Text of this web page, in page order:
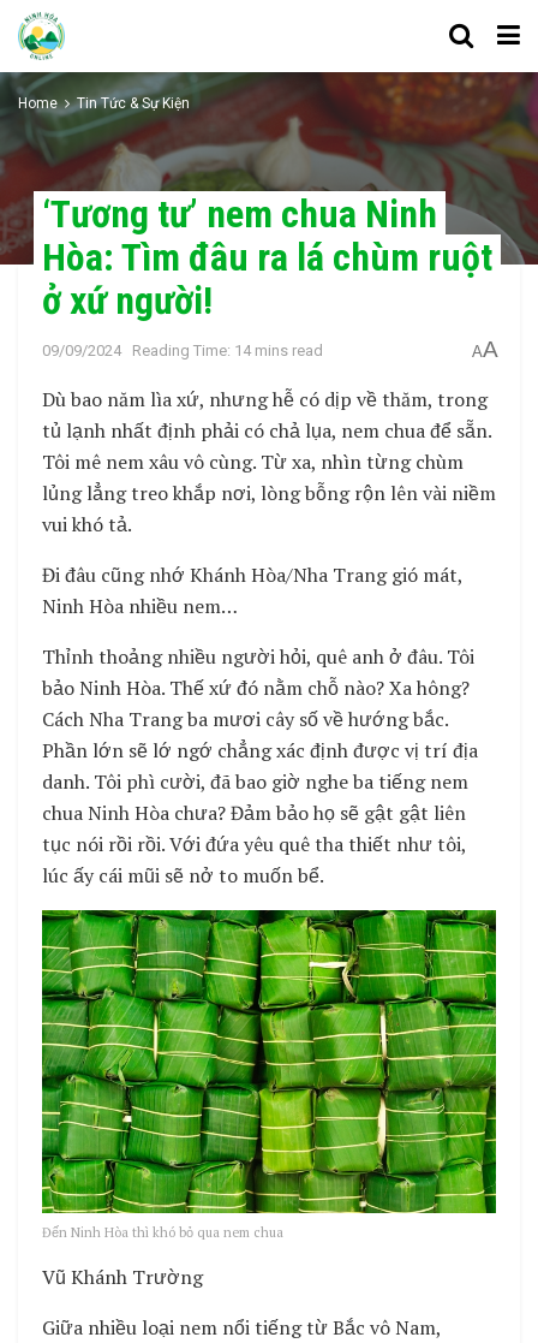
Home Tin Tức & Sự Kiện
‘Tương tư’ nem chua Ninh
Hòa: Tìm đâu ra lá chùm ruột
ở xứ người!
09/09/2024 Reading Time: 14 mins read AA
Dù bao năm lìa xứ, nhưng hễ có dịp về thăm, trong
tủ lạnh nhất định phải có chả lụa, nem chua để sẵn.
Tôi mê nem xâu vô cùng. Từ xa, nhìn từng chùm
lủng lẳng treo khắp nơi, lòng bỗng rộn lên vài niềm
vui khó tả.
Đi đâu cũng nhớ Khánh Hòa/Nha Trang gió mát,
Ninh Hòa nhiều nem…
Thỉnh thoảng nhiều người hỏi, quê anh ở đâu. Tôi
bảo Ninh Hòa. Thế xứ đó nằm chỗ nào? Xa hông?
Cách Nha Trang ba mươi cây số về hướng bắc.
Phần lớn sẽ lớ ngớ chẳng xác định được vị trí địa
danh. Tôi phì cười, đã bao giờ nghe ba tiếng nem
chua Ninh Hòa chưa? Đảm bảo họ sẽ gật gật liên
tục nói rồi rồi. Với đứa yêu quê tha thiết như tôi,
lúc ấy cái mũi sẽ nở to muốn bể.
Đến Ninh Hòa thì khó bỏ qua nem chua
Vũ Khánh Trường
Giữa nhiều loại nem nổi tiếng từ Bắc vô Nam,